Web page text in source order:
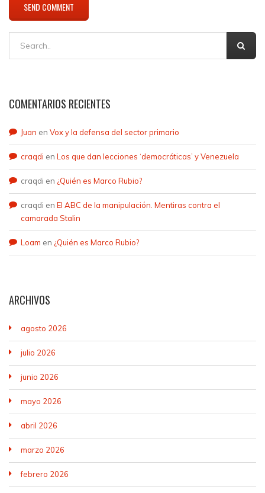
COMENTARIOS RECIENTES
Juan en Vox y la defensa del sector primario
craqdi en Los que dan lecciones ‘democráticas’ y Venezuela
craqdi en ¿Quién es Marco Rubio?
craqdi en El ABC de la manipulación. Mentiras contra el
camarada Stalin
Loam en ¿Quién es Marco Rubio?
ARCHIVOS
agosto 2026
julio 2026
junio 2026
mayo 2026
abril 2026
marzo 2026
febrero 2026